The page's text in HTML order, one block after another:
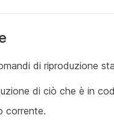
di riproduzione
di ciò che è in
corrente.